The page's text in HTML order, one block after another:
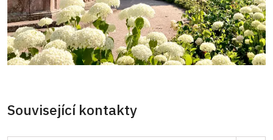
Související kontakty